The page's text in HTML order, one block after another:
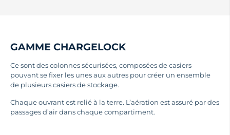
GAMME CHARGELOCK
Ce sont des colonnes sécurisées, composées de casiers
pouvant se fixer les unes aux autres pour créer un ensemble
de plusieurs casiers de stockage.
Chaque ouvrant est relié à la terre. L’aération est assuré par des
passages d’air dans chaque compartiment.